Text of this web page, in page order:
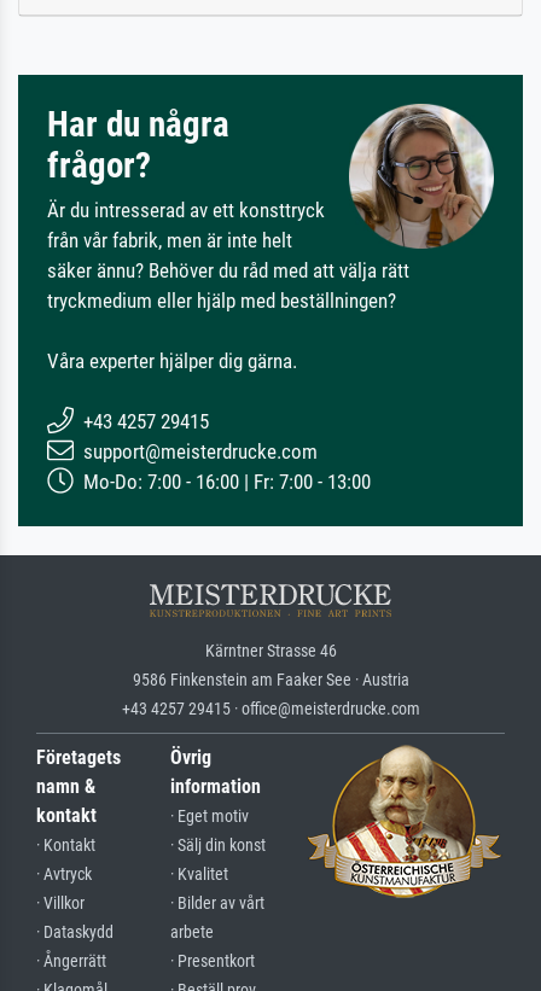
Har du några
frågor?
Är du intresserad av ett konsttryck
från vår fabrik, men är inte helt
säker ännu? Behöver du råd med att välja rätt
tryckmedium eller hjälp med beställningen?
Våra experter hjälper dig gärna.
+43 4257 29415
support@meisterdrucke.com
Mo-Do: 7:00 - 16:00 | Fr: 7:00 - 13:00
Kärntner Strasse 46
9586 Finkenstein am Faaker See · Austria
+43 4257 29415 · office@meisterdrucke.com
Företagets
namn &
kontakt
· Kontakt
· Avtryck
· Villkor
· Dataskydd
· Ångerrätt
Övrig
information
· Eget motiv
· Sälj din konst
· Kvalitet
· Bilder av vårt
arbete
· Presentkort